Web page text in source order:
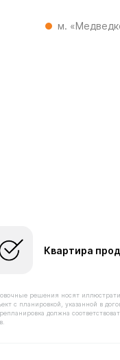
м.
Квартира
решения носят
с планировкой, указанной в
должна